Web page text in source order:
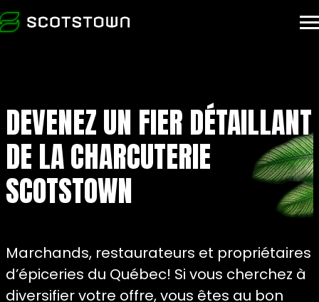
FAMILLES DE PRODUITS
POINTS DE VENTE
DEVENIR DÉTAILLANT
DEVENEZ UN FIER DÉTAILLANT
DE LA CHARCUTERIE
SCOTSTOWN
Marchands, restaurateurs et propriétaires
d’épiceries du Québec! Si vous cherchez à
diversifier votre offre, vous êtes au bon